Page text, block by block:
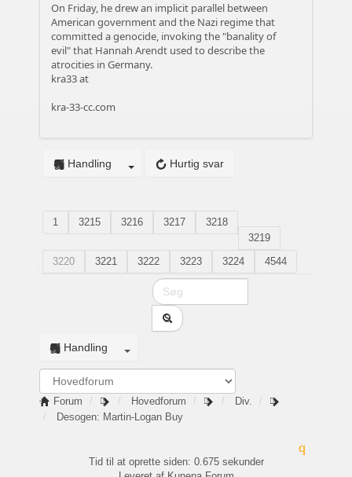
On Friday, he drew an implicit parallel between
American government and the Nazi regime that
committed a genocide, invoking the "banality of
evil" that Hannah Arendt used to describe the
atrocities in Germany.
kra33 at
kra-33-cc.com
Hurtig svar
Handling
1 3215 3216 3217
3218
3219
3220
3221 3222 3223 3224 4544
Handling
Forum Hovedforum
Div.
Desogen: Martin-Logan Buy
Tid til at oprette siden: 0.675 sekunder